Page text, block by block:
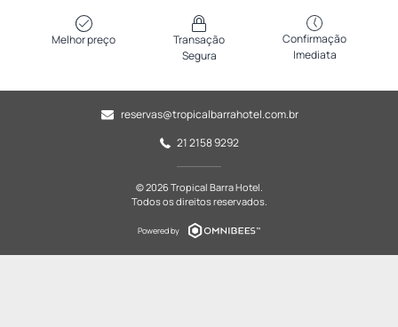
Melhor preço
Transação
Segura
Confirmação
Imediata
reservas@tropicalbarrahotel.com.br
21 2158 9292
© 2026 Tropical Barra Hotel.
Todos os direitos reservados.
Powered by